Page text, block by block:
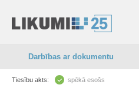
Darbības ar dokumentu
Tiesību akts: spēkā esošs